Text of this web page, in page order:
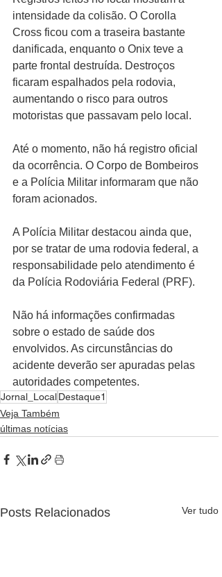
intensidade da colisão. O Corolla
Cross ficou com a traseira bastante
danificada, enquanto o Onix teve a
parte frontal destruída. Destroços
ficaram espalhados pela rodovia,
aumentando o risco para outros
motoristas que passavam pelo local.
Até o momento, não há registro oficial
da ocorrência. O Corpo de Bombeiros
e a Polícia Militar informaram que não
foram acionados.
A Polícia Militar destacou ainda que,
por se tratar de uma rodovia federal, a
responsabilidade pelo atendimento é
da Polícia Rodoviária Federal (PRF).
Não há informações confirmadas
sobre o estado de saúde dos
envolvidos. As circunstâncias do
acidente deverão ser apuradas pelas
autoridades competentes.
Jornal_LocalDestaque1
Veja Também
últimas notícias
Posts Relacionados Ver tudo